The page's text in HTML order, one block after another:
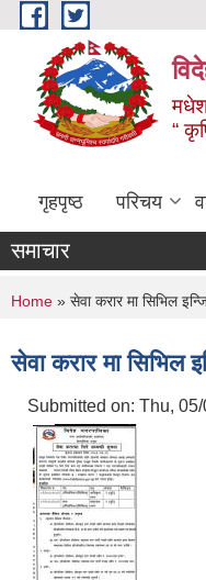
Skip to main content
“
गृहपृष्ठ परिचय
समाचार
You are here
Home » सेवा करार मा सिभिल
सेवा करार मा सिभिल
Submitted on: Thu,